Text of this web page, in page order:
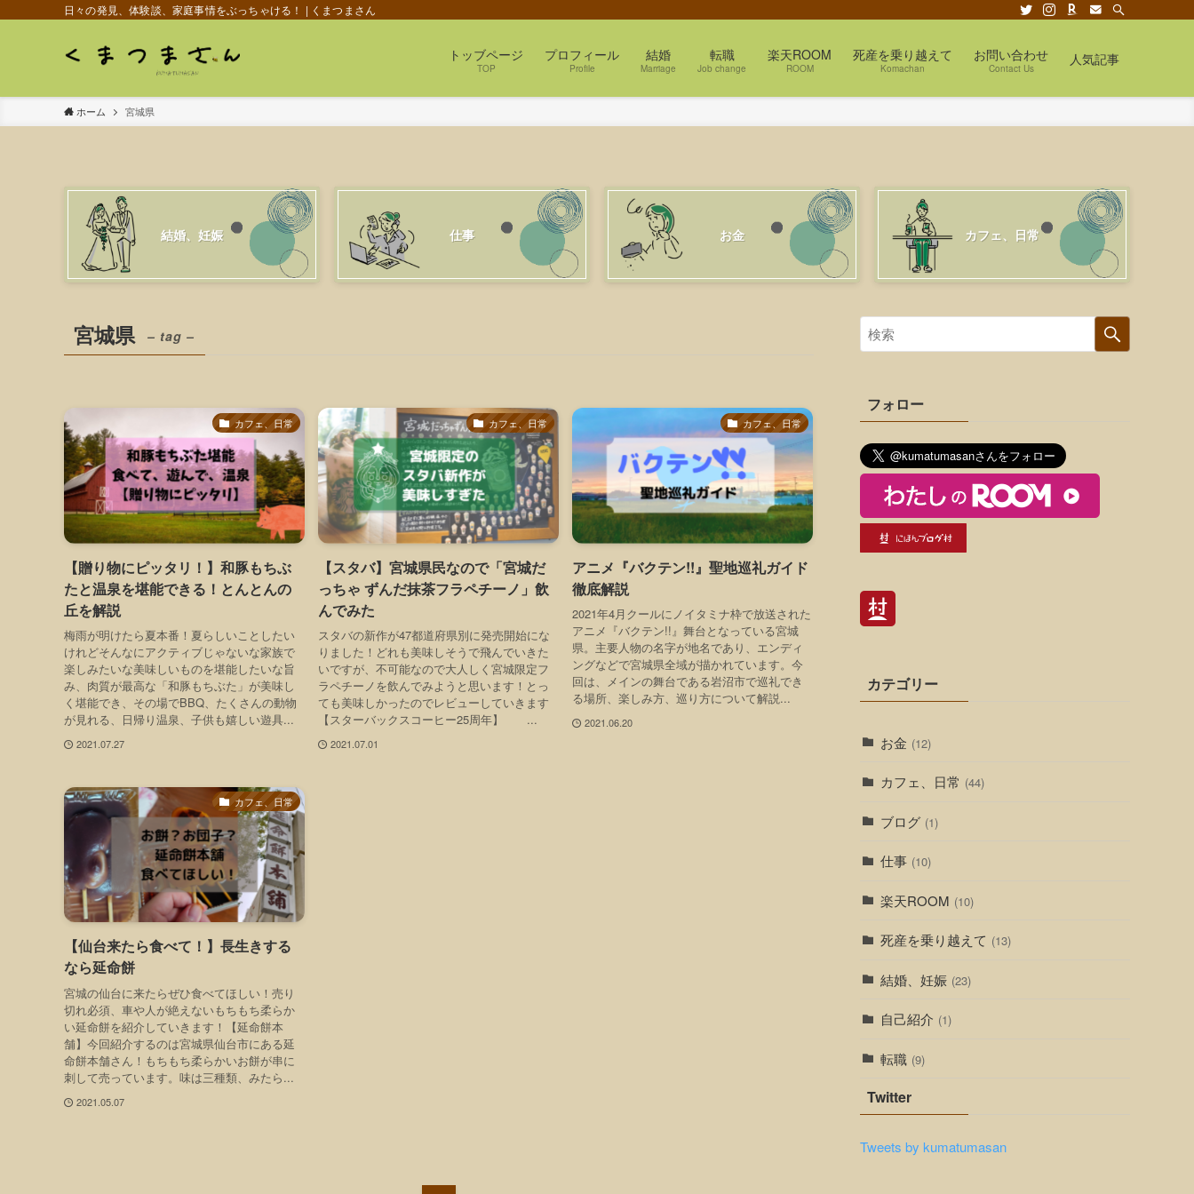
日々の発見、体験談、家庭事情をぶっちゃける！ | くまつまさん
トッブページ
TOP
プロフィール
Profile
結婚
Marriage
転職
Job change
楽天ROOM
ROOM
死産を乗り越えて
Komachan
お問い合わせ
Contact Us
人気記事
ホーム 宮城県
結婚、妊娠 仕事 お金 カフェ、日常
宮城県 – tag –
カフェ、日常
【贈り物にピッタリ！】和豚もちぶ
たと温泉を堪能できる！とんとんの
丘を解説
梅雨が明けたら夏本番！夏らしいことしたい
けれどそんなにアクティブじゃないな家族で
楽しみたいな美味しいものを堪能したいな旨
み、肉質が最高な「和豚もちぶた」が美味し
く堪能でき、その場でBBQ、たくさんの動物
が見れる、日帰り温泉、子供も嬉しい遊具...
2021.07.27
カフェ、日常
【スタバ】宮城県民なので「宮城だ
っちゃ ずんだ抹茶フラペチーノ」飲
んでみた
スタバの新作が47都道府県別に発売開始にな
りました！どれも美味しそうで飛んでいきた
いですが、不可能なので大人しく宮城限定フ
ラペチーノを飲んでみようと思います！とっ
ても美味しかったのでレビューしていきます
【スターバックスコーヒー25周年】 ...
2021.07.01
カフェ、日常
アニメ『バクテン!!』聖地巡礼ガイド
徹底解説
2021年4月クールにノイタミナ枠で放送された
アニメ『バクテン!!』舞台となっている宮城
県。主要人物の名字が地名であり、エンディ
ングなどで宮城県全域が描かれています。今
回は、メインの舞台である岩沼市で巡礼でき
る場所、楽しみ方、巡り方について解説...
2021.06.20
カフェ、日常
【仙台来たら食べて！】長生きする
なら延命餅
宮城の仙台に来たらぜひ食べてほしい！売り
切れ必須、車や人が絶えないもちもち柔らか
い延命餅を紹介していきます！【延命餅本
舗】今回紹介するのは宮城県仙台市にある延
命餅本舗さん！もちもち柔らかいお餅が串に
刺して売っています。味は三種類、みたら...
2021.05.07
フォロー
カテゴリー
お金 (12)
カフェ、日常 (44)
ブログ (1)
仕事 (10)
楽天ROOM (10)
死産を乗り越えて (13)
結婚、妊娠 (23)
自己紹介 (1)
転職 (9)
Twitter
Tweets by kumatumasan